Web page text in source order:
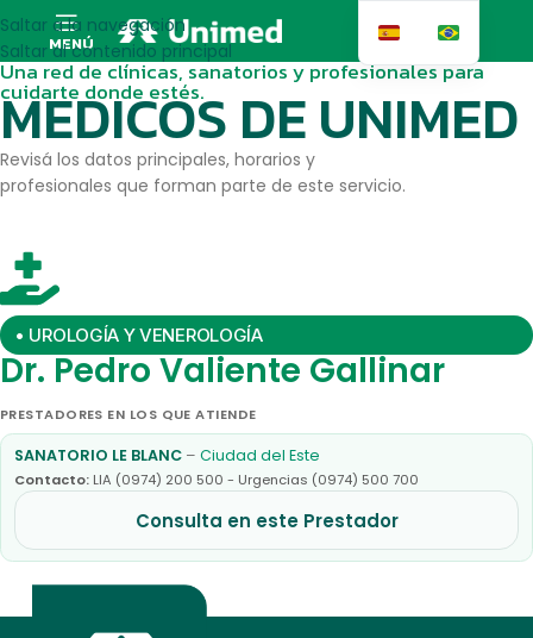
Saltar a la navegación
Saltar al contenido principal
MENÚ
Una red de clínicas, sanatorios y profesionales para
cuidarte donde estés.
MEDICOS DE UNIMED
Revisá los datos principales, horarios y
profesionales que forman parte de este servicio.
• UROLOGÍA Y VENEROLOGÍA
Dr. Pedro Valiente Gallinar
PRESTADORES EN LOS QUE ATIENDE
SANATORIO LE BLANC –Ciudad del Este
Contacto: LIA (0974) 200 500 - Urgencias (0974) 500 700
Consulta en este Prestador